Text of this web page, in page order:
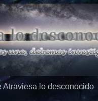
Atraviesa lo desconocido